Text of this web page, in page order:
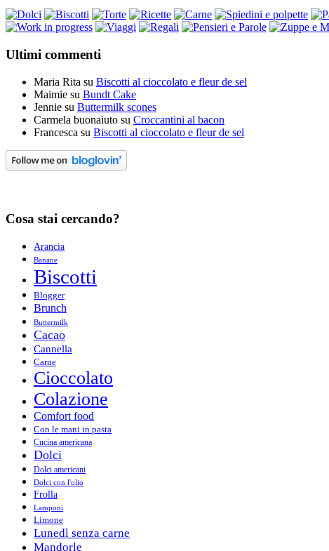
Ultimi commenti
Maria Rita su Biscotti al cioccolato e fleur de sel
Maimie su Bundt Cake
Jennie su Buttermilk scones
Carmela buonaiuto su Croccantini al bacon
Francesca su Biscotti al cioccolato e fleur de sel
Cosa stai cercando?
Arancia
Banane
Biscotti
Blogger
Brunch
Buttermilk
Cacao
Cannella
Carne
Cioccolato
Colazione
Comfort food
Con le mani in pasta
Cucina americana
Dolci
Dolci americani
Dolci con l'olio
Frolla
Lamponi
Limone
Lunedì senza carne
Mandorle